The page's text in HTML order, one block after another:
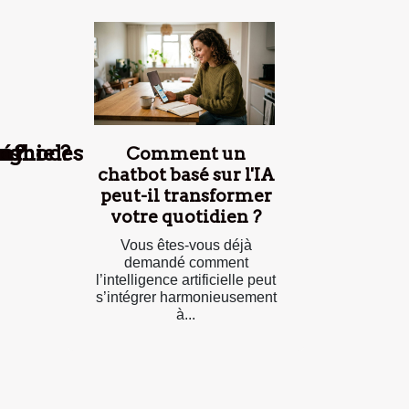
Comment un
chatbot basé sur l'IA
peut-il transformer
votre quotidien ?
Vous êtes-vous déjà
demandé comment
l’intelligence artificielle peut
s’intégrer harmonieusement
à...
? ?
?